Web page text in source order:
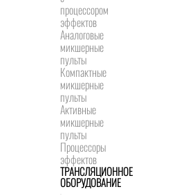
процессором
эффектов
Аналоговые
микшерные
пульты
Компактные
микшерные
пульты
Активные
микшерные
пульты
Процессоры
эффектов
ТРАНСЛЯЦИОННОЕ
ОБОРУДОВАНИЕ